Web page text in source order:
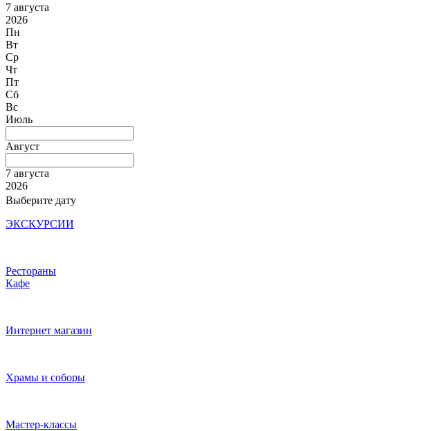
7 августа
2026
Пн
Вт
Ср
Чт
Пт
Сб
Вс
Июль
Август
7 августа
2026
Выберите дату
ЭКСКУРСИИ
Рестораны
Кафе
Интернет магазин
Храмы и соборы
Мастер-классы